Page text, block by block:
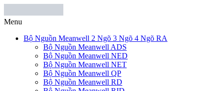
Menu
Bộ Nguồn Meanwell 2 Ngõ 3 Ngõ 4 Ngõ RA
Bộ Nguồn Meanwell ADS
Bộ Nguồn Meanwell NED
Bộ Nguồn Meanwell NET
Bộ Nguồn Meanwell QP
Bộ Nguồn Meanwell RD